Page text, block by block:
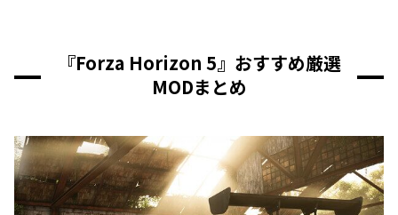
『Forza Horizon 5』おすすめ厳選
MODまとめ